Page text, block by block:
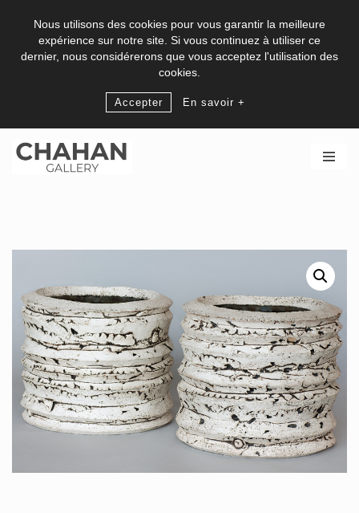
Nous utilisons des cookies pour vous garantir la meilleure
expérience sur notre site. Si vous continuez à utiliser ce
dernier, nous considérerons que vous acceptez l'utilisation des
cookies.
Accepter En savoir +